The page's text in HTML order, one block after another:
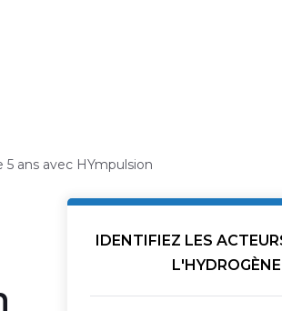
ans avec HYmpulsion
IDENTIFIEZ LES
L'HYDROGÈNE